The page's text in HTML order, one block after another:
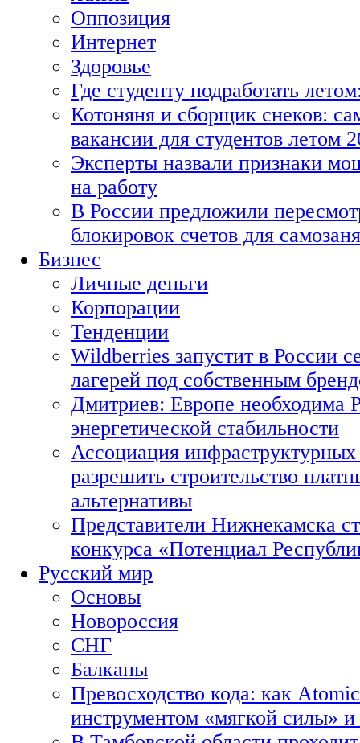
Оппозиция
Интернет
Здоровье
Где студенту подработать
Котоняня и сборщик снеков:
вакансии для студентов летом
Эксперты назвали признаки
на работу
В России предложили
блокировок счетов для
Бизнес
Личные деньги
Корпорации
Тенденции
Wildberries запустит в России
лагерей под собственным
Дмитриев: Европе необходима
энергетической стабильности
Ассоциация
разрешить строительство
альтернативы
Представители Нижнекамска
конкурса «Потенциал
Русский мир
Основы
Новороссия
СНГ
Балканы
Превосходство кода: как
инструментом «мягкой силы» и